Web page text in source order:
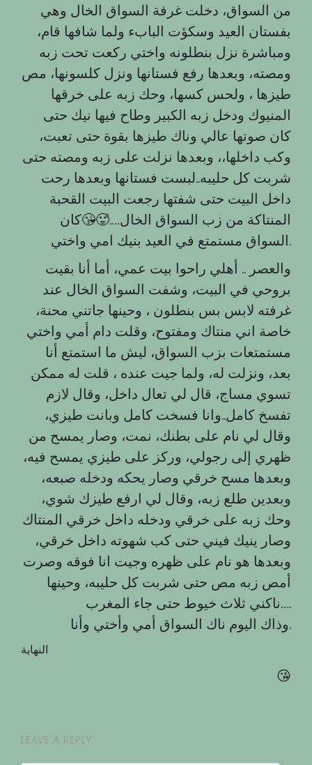
من السواق، دخلت غرفة السواق الخال وهي
بفستان العيد وسكؤت البابء ولما شافها قام،
ومباشرة نزل بنطلونه واختي ركعت تحت زبه
ومصته، وبعدها رفع فستانها ونزل كلسونها، مص
طيزها ، ولحس كسها، وحك زبه على خرقها
المنيوك ودخل زبه الكبير وطاح فيها نيك حتى
كان صوتها عالي وناك طيزها بقوة حتى تعبت،
وكب داخلها،، وبعدها نزلت على زبه ومصته حتى
شربت كل حليبه..لبست فستانها وبعدها رحت
داخل البيت حتى شفتها رجعت البيت القحبة
المنتاكة من زب السواق الخال….🥵😘كان
السواق مستمتع في العيد بنيك امي واختي.
والعصر .. أهلي راحوا بيت عمي، أما أنا بقيت
بروحي في البيت، وشفت السواق الخال عند
غرفته لابس بس بنطلون ، وحينها جاتني محنة،
خاصة اني منتاك ومفتوح، وقلت دام أمي واختي
مستمتعات بزب السواق، ليش ما استمتع أنا
بعد، ونزلت له، ولما جيت عنده ، قلت له ممكن
تسوي مساج، قال لي تعال داخل، وقال لازم
تفسخ كامل..وانا فسخت كامل وبانت طيزي،
وقال لي نام على بطنك، نمت، وصار يمسح من
ظهري إلى رجولي، وركز على طيزي يمسح فيه،
وبعدها مسح خرقي وصار يحكه ودخله صبعه،
وبعدين طلع زبه، وقال لي ارفع طيزك شوي،
وحك زبه على خرقي ودخله داخل خرقي المنتاك
وصار ينيك فيني حتى كب شهوته داخل خرقي،
وبعدها هو نام على ظهره وجيت انا فوقه وصرت
أمص زبه مص حتى شربت كل حليبه، وحينها
ناكني ثلاث خيوط حتى جاء المغرب….
وذاك اليوم ناك السواق أمي وأختي وأنا.
النهاية
😘
LEAVE A REPLY